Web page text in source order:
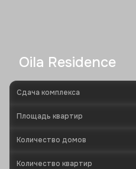
Oila Residence
Сдача комплекса
Площадь квартир
Количество домов
Количество квартир